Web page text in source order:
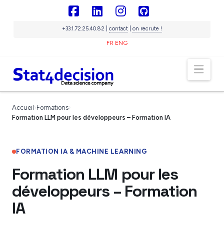
FacebookLinkedInInstagram
+33.1.72.25.40.82 | contact| on recrute !
FR ENG
Accueil› Formations›
Formation LLM pour les développeurs – Formation IA
FORMATION IA & MACHINE LEARNING
Formation LLM pour les
développeurs – Formation
IA
En ligne
Panneau de gestion des cookies